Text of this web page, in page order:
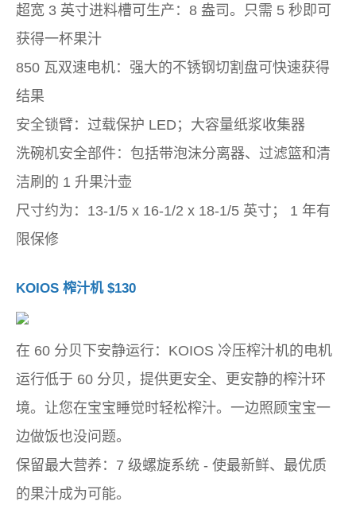
超宽 3 英寸进料槽可生产：8 盎司。只需 5 秒即可
获得一杯果汁
850 瓦双速电机：强大的不锈钢切割盘可快速获得
结果
安全锁臂：过载保护 LED；大容量纸浆收集器
洗碗机安全部件：包括带泡沫分离器、过滤篮和清
洁刷的 1 升果汁壶
尺寸约为：13-1/5 x 16-1/2 x 18-1/5 英寸； 1 年有
限保修
KOIOS 榨汁机 $130
在 60 分贝下安静运行：KOIOS 冷压榨汁机的电机
运行低于 60 分贝，提供更安全、更安静的榨汁环
境。让您在宝宝睡觉时轻松榨汁。一边照顾宝宝一
边做饭也没问题。
保留最大营养：7 级螺旋系统 - 使最新鲜、最优质
的果汁成为可能。